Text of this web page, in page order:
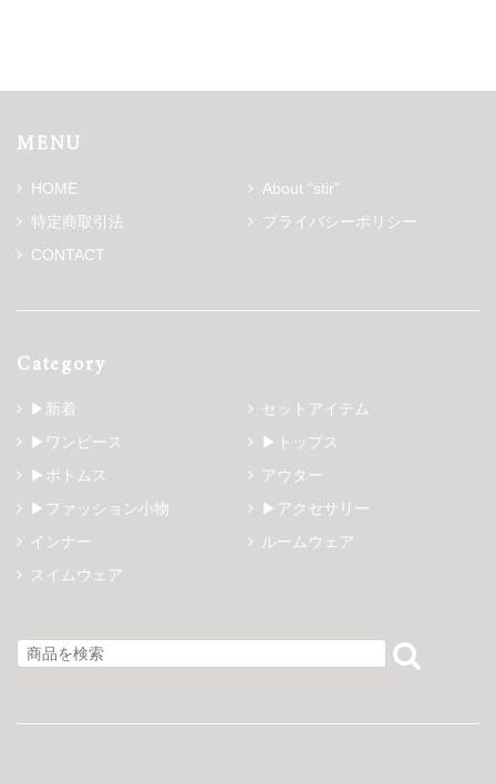
MENU
HOME
About “stir”
特定商取引法
プライバシーポリシー
CONTACT
Category
▶新着
セットアイテム
▶ワンピース
▶トップス
▶ボトムス
アウター
▶ファッション小物
▶アクセサリー
インナー
ルームウェア
スイムウェア